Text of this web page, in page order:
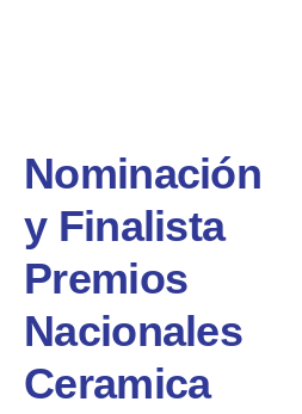
Nominación
y Finalista
Premios
Nacionales
Ceramica